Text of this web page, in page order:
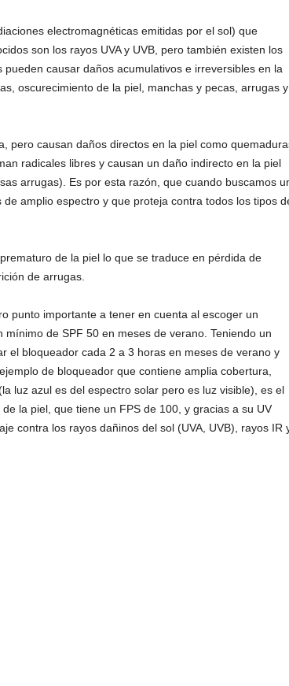
electromagnéticas emitidas por el sol) que
son los rayos UVA y UVB, pero también existen los
causar daños acumulativos e irreversibles en la
oscurecimiento de la piel, manchas y pecas, arrugas y
pero causan daños directos en la piel como
radicales libres y causan un daño indirecto en la piel
arrugas). Es por esta razón, que cuando buscamos
amplio espectro y que proteja contra todos los tipos
de la piel lo que se traduce en pérdida de
de arrugas.
punto importante a tener en cuenta al escoger un
de SPF 50 en meses de verano. Teniendo un
el bloqueador cada 2 a 3 horas en meses de verano y
de bloqueador que contiene amplia cobertura,
luz azul es del espectro solar pero es luz visible), es el
la piel, que tiene un FPS de 100, y gracias a su UV
contra los rayos dañinos del sol (UVA, UVB), rayos IR